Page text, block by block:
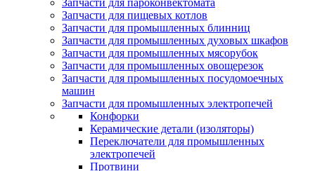
Запчасти для пароконвектомата
Запчасти для пищевых котлов
Запчасти для промышленных блинниц
Запчасти для промышленных духовых шкафов
Запчасти для промышленных мясорубок
Запчасти для промышленных овощерезок
Запчасти для промышленных посудомоечных
машин
Запчасти для промышленных электропечей
Конфорки
Керамические детали (изоляторы)
Переключатели для промышленных
электропечей
Протвини